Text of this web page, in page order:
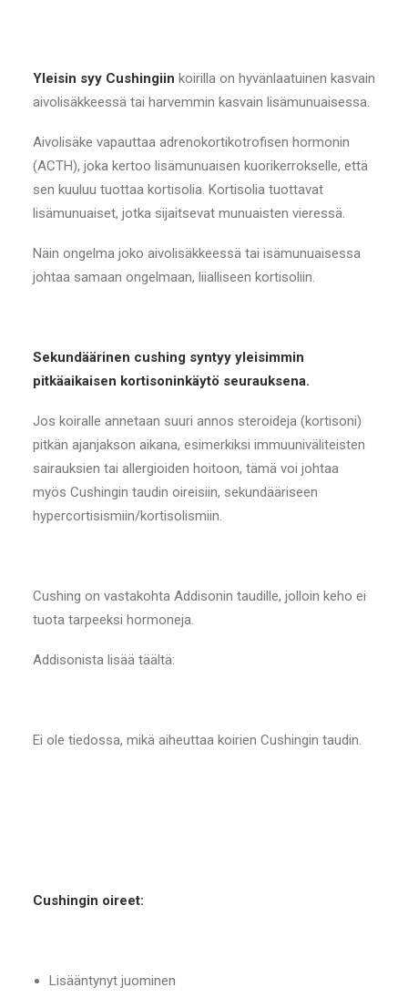
Yleisin syy Cushingiin koirilla on hyvänlaatuinen kasvain
aivolisäkkeessä tai harvemmin kasvain lisämunuaisessa.
Aivolisäke vapauttaa adrenokortikotrofisen hormonin
(ACTH), joka kertoo lisämunuaisen kuorikerrokselle, että
sen kuuluu tuottaa kortisolia. Kortisolia tuottavat
lisämunuaiset, jotka sijaitsevat munuaisten vieressä.
Näin ongelma joko aivolisäkkeessä tai isämunuaisessa
johtaa samaan ongelmaan, liialliseen kortisoliin.
Sekundäärinen cushing syntyy yleisimmin
pitkäaikaisen kortisoninkäytö seurauksena.
Jos koiralle annetaan suuri annos steroideja (kortisoni)
pitkän ajanjakson aikana, esimerkiksi immuuniväliteisten
sairauksien tai allergioiden hoitoon, tämä voi johtaa
myös Cushingin taudin oireisiin, sekundääriseen
hypercortisismiin/kortisolismiin.
Cushing on vastakohta Addisonin taudille, jolloin keho ei
tuota tarpeeksi hormoneja.
Addisonista lisää täältä:
Ei ole tiedossa, mikä aiheuttaa koirien Cushingin taudin.
Cushingin oireet:
Lisääntynyt juominen